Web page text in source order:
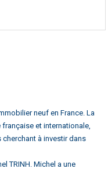
neuf en France. La
et internationale,
à investir dans
TRINH. Michel a une